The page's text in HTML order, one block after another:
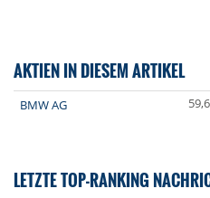
AKTIEN IN DIESEM ARTIKEL
BMW AG
LETZTE TOP-RANKING